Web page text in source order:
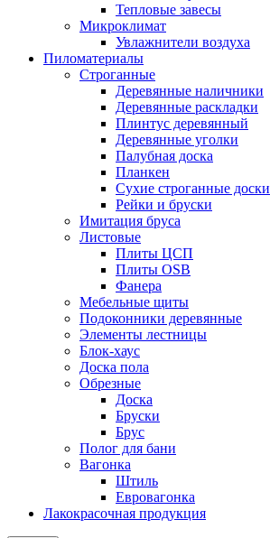
Тепловые завесы
Микроклимат
Увлажнители воздуха
Пиломатериалы
Строганные
Деревянные наличники
Деревянные раскладки
Плинтус деревянный
Деревянные уголки
Палубная доска
Планкен
Сухие строганные доски
Рейки и бруски
Имитация бруса
Листовые
Плиты ЦСП
Плиты OSB
Фанера
Мебельные щиты
Подоконники деревянные
Элементы лестницы
Блок-хаус
Доска пола
Обрезные
Доска
Бруски
Брус
Полог для бани
Вагонка
Штиль
Евровагонка
Лакокрасочная продукция